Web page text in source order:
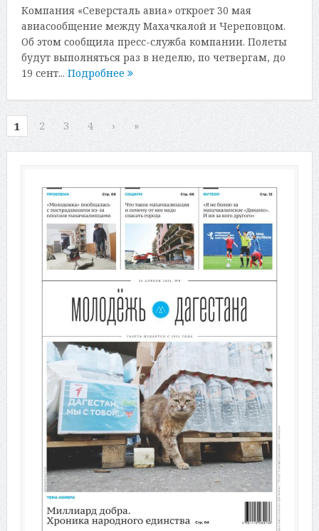
Компания «Северсталь авиа» откроет 30 мая
авиасообщение между Махачкалой и Череповцом.
Об этом сообщила пресс-служба компании. Полеты
будут выполняться раз в неделю, по четвергам, до
19 сент... Подробнее
1 2 3 4 › »